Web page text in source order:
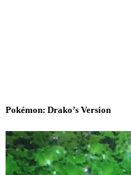
Pokémon: Drako’s Version